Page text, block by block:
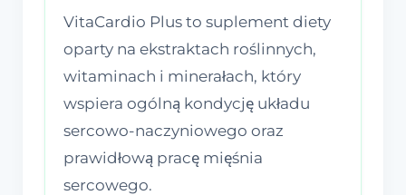
VitaCardio Plus to suplement diety
oparty na ekstraktach roślinnych,
witaminach i minerałach, który
wspiera ogólną kondycję układu
sercowo-naczyniowego oraz
prawidłową pracę mięśnia
sercowego.